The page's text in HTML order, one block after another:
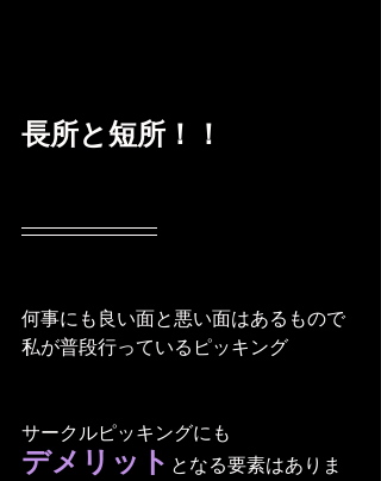
長所と短所！！
何事にも良い面と悪い面はあるもので
私が普段行っているピッキング
サークルピッキングにも
デメリット となる要素はありま